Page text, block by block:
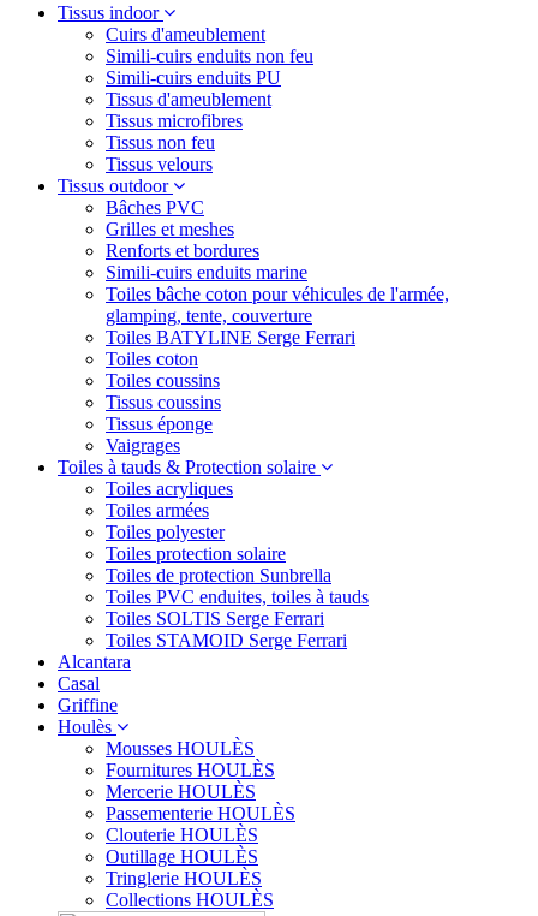
Tissus indoor
Cuirs d'ameublement
Simili-cuirs enduits non feu
Simili-cuirs enduits PU
Tissus d'ameublement
Tissus microfibres
Tissus non feu
Tissus velours
Tissus outdoor
Bâches PVC
Grilles et meshes
Renforts et bordures
Simili-cuirs enduits marine
Toiles bâche coton pour véhicules de l'armée,
glamping, tente, couverture
Toiles BATYLINE Serge Ferrari
Toiles coton
Toiles coussins
Tissus coussins
Tissus éponge
Vaigrages
Toiles à tauds & Protection solaire
Toiles acryliques
Toiles armées
Toiles polyester
Toiles protection solaire
Toiles de protection Sunbrella
Toiles PVC enduites, toiles à tauds
Toiles SOLTIS Serge Ferrari
Toiles STAMOID Serge Ferrari
Alcantara
Casal
Griffine
Houlès
Mousses HOULÈS
Fournitures HOULÈS
Mercerie HOULÈS
Passementerie HOULÈS
Clouterie HOULÈS
Outillage HOULÈS
Tringlerie HOULÈS
Collections HOULÈS